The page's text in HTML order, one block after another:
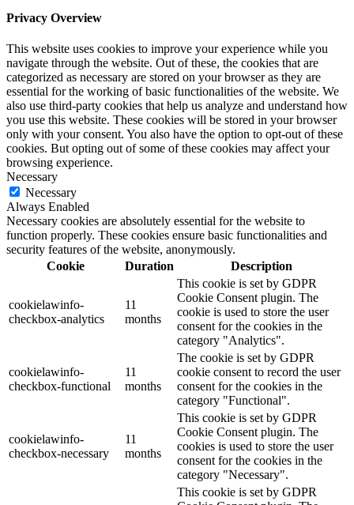
Privacy Overview
This website uses cookies to improve your experience while you
navigate through the website. Out of these, the cookies that are
categorized as necessary are stored on your browser as they are
essential for the working of basic functionalities of the website. We
also use third-party cookies that help us analyze and understand how
you use this website. These cookies will be stored in your browser
only with your consent. You also have the option to opt-out of these
cookies. But opting out of some of these cookies may affect your
browsing experience.
Necessary
Necessary
Always Enabled
Necessary cookies are absolutely essential for the website to
function properly. These cookies ensure basic functionalities and
security features of the website, anonymously.
Cookie
Duration Description
cookielawinfo-
checkbox-analytics
11
months
This cookie is set by GDPR
Cookie Consent plugin. The
cookie is used to store the user
consent for the cookies in the
category "Analytics".
cookielawinfo-
checkbox-functional
11
months
The cookie is set by GDPR
cookie consent to record the user
consent for the cookies in the
category "Functional".
cookielawinfo-
checkbox-necessary
11
months
This cookie is set by GDPR
Cookie Consent plugin. The
cookies is used to store the user
consent for the cookies in the
category "Necessary".
This cookie is set by GDPR